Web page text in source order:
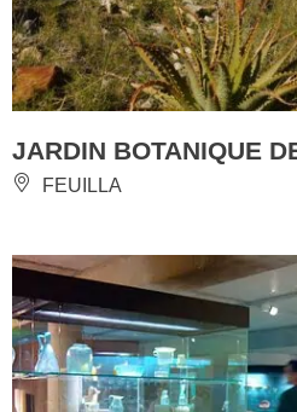
JARDIN BOTANIQUE
FEUILLA